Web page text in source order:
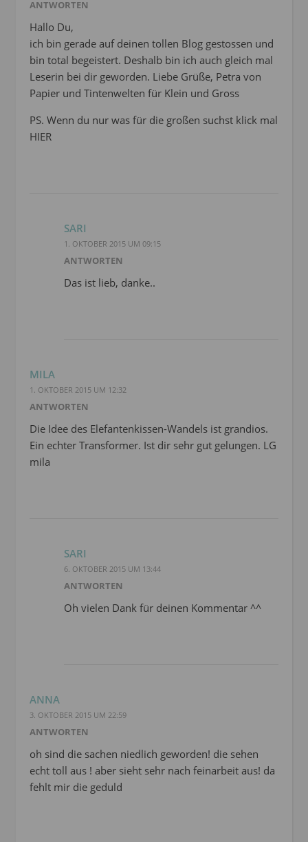
ANTWORTEN
Hallo Du,
ich bin gerade auf deinen tollen Blog gestossen und
bin total begeistert. Deshalb bin ich auch gleich mal
Leserin bei dir geworden. Liebe Grüße, Petra von
Papier und Tintenwelten für Klein und Gross
PS. Wenn du nur was für die großen suchst klick mal
HIER
SARI
1. OKTOBER 2015 UM 09:15
ANTWORTEN
Das ist lieb, danke..
MILA
1. OKTOBER 2015 UM 12:32
ANTWORTEN
Die Idee des Elefantenkissen-Wandels ist grandios.
Ein echter Transformer. Ist dir sehr gut gelungen. LG
mila
SARI
6. OKTOBER 2015 UM 13:44
ANTWORTEN
Oh vielen Dank für deinen Kommentar ^^
ANNA
3. OKTOBER 2015 UM 22:59
ANTWORTEN
oh sind die sachen niedlich geworden! die sehen
echt toll aus ! aber sieht sehr nach feinarbeit aus! da
fehlt mir die geduld